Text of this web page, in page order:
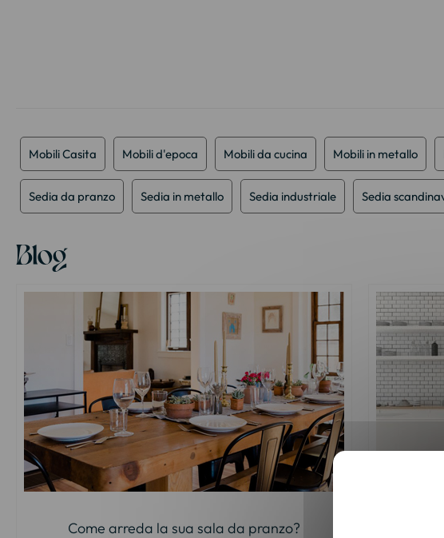
Mobili Casita Mobili d'epoca Mobili da cucina Mobili in metallo
Sedia da pranzo Sedia in metallo Sedia industriale Sedia
Blog
Come arreda la sua sala da pranzo?